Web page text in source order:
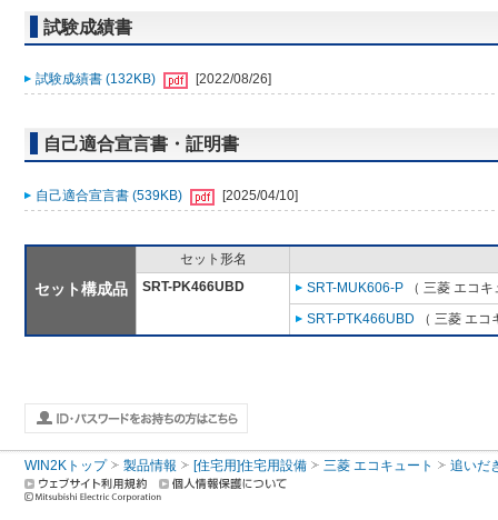
試験成績書
試験成績書 (132KB) [2022/08/26]
自己適合宣言書・証明書
自己適合宣言書 (539KB) [2025/04/10]
セット構成品
セット形名
SRT-PK466UBD
SRT-MUK606-P （ 三菱 エコ
SRT-PTK466UBD （ 三菱 エ
WIN2Kトップ 製品情報 [住宅用]住宅用設備 三菱 エコキュート 追いだ